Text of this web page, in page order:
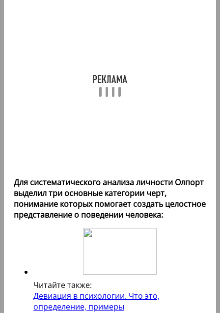
Для систематического анализа личности Олпорт
выделил три основные категории черт,
понимание которых помогает создать целостное
представление о поведении человека:
Читайте также:
Девиация в психологии. Что это,
определение, примеры